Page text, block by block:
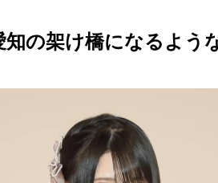
知の架け橋になるよう